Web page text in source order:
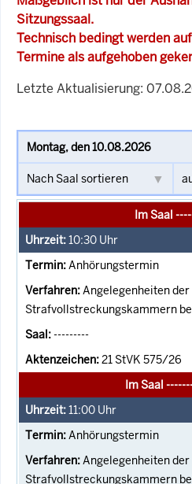
Sitzungssaal.
Technisch bedingt werden
Termine als aufgehoben
Letzte Aktualisierung:
Im Saal
10:30 Uhr
Anhörungstermin
Angelegenheiten der
Strafvollstreckungskammern
---------
21 StVK 575/26
Im Saal
11:00 Uhr
Anhörungstermin
Angelegenheiten der
Strafvollstreckungskammern